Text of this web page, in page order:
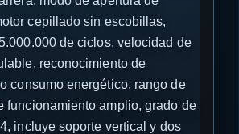
cepillado sin escobillas,
de ciclos, velocidad de
reconocimiento de
consumo energético, rango de
funcionamiento amplio, grado de
incluye soporte vertical y dos